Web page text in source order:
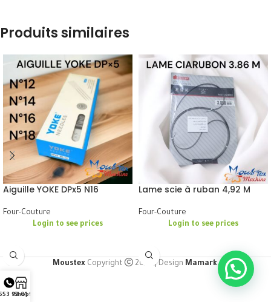
Produits similaires
Aiguille YOKE DPx5 N16
Four-Couture
Login to see prices
Lame scie à ruban 4,92 M
Four-Couture
Login to see prices
MoustexCopyright 2024 | Design Mamark.
93 01 91
Shop